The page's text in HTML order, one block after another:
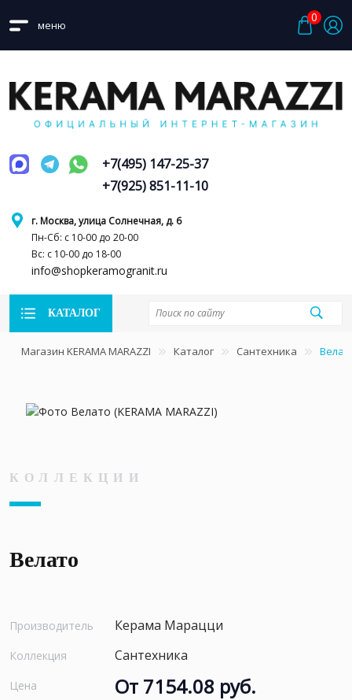
меню
0
г. Москва, улица Солнечная, д. 6
Пн-Сб: с 10-00 до 20-00
Вс: с 10-00 до 18-00
info@shopkeramogranit.ru
+7(495) 147-25-37
+7(925) 851-11-10
КАТАЛОГ
Магазин KERAMA MARAZZI Каталог Сантехника
КОЛЛЕКЦИИ
Велато
Производитель Керама Марацци
Коллекция Сантехника
Цена От 7154.08 руб.